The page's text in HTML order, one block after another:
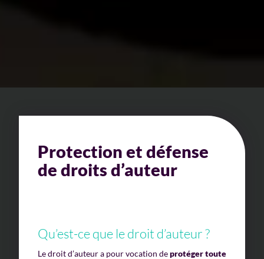
Protection et défense
de droits d’auteur
Qu’est-ce que le droit d’auteur ?
Le droit d’auteur a pour vocation deprotéger toute